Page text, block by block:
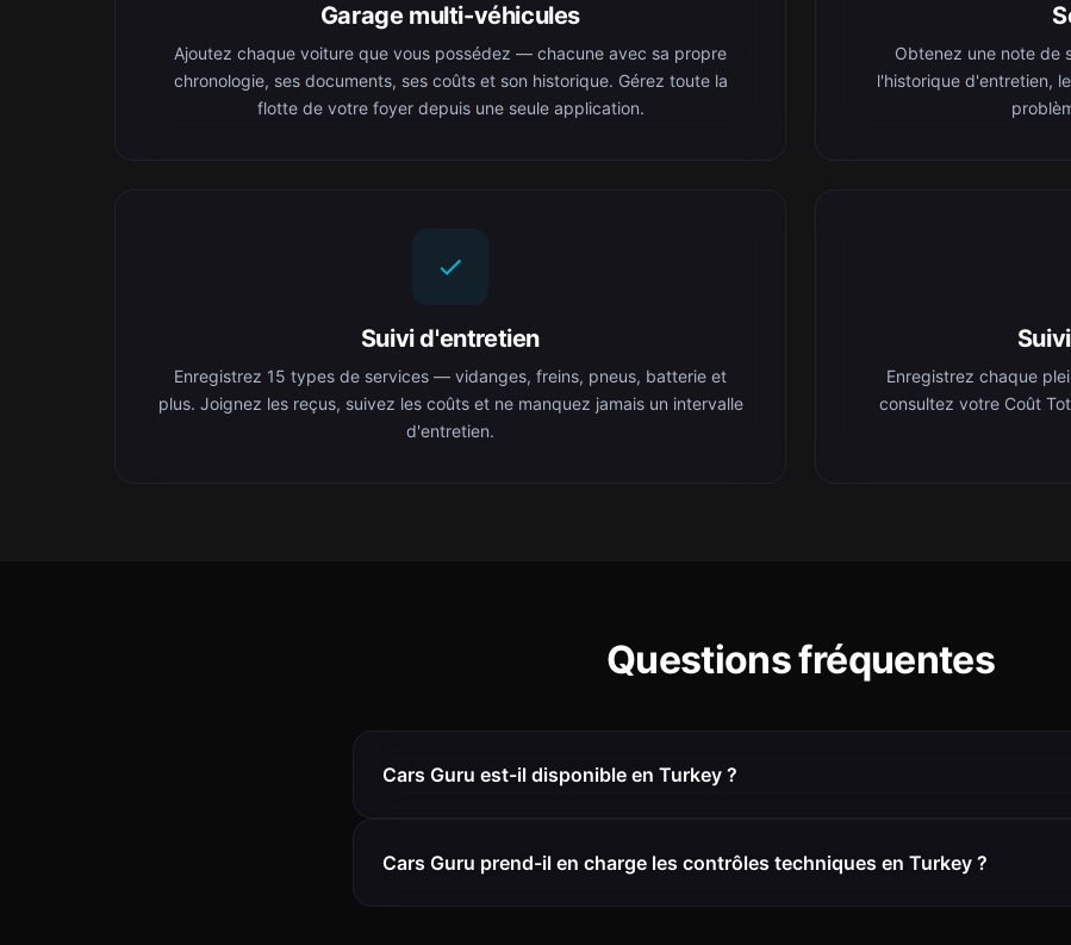
Garage multi-véhicules
Ajoutez chaque voiture que vous possédez — chacune avec sa propre
chronologie, ses documents, ses coûts et son historique. Gérez toute la
flotte de votre foyer depuis une seule application.
Obtenez une note de
l'historique d'entretien,
Suivi d'entretien
Enregistrez 15 types de services — vidanges, freins, pneus, batterie et
plus. Joignez les reçus, suivez les coûts et ne manquez jamais un intervalle
d'entretien.
Enregistrez chaque
consultez votre Coût
Questions fréquentes
Cars Guru est-il disponible en Turkey ?
Cars Guru prend-il en charge les contrôles techniques en Turkey ?